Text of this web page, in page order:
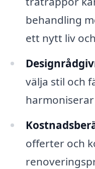
behandling
ett nytt liv
välja stil och
offerter och